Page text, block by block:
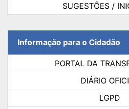
SUGESTÕES /
Informação para o Cidadão
PORTAL DA
DIÁRIO
LGPD